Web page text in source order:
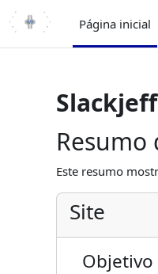
Ir para o conteúdo principal
Página inicial
Resumo
Este resumo
Site
Objetivo